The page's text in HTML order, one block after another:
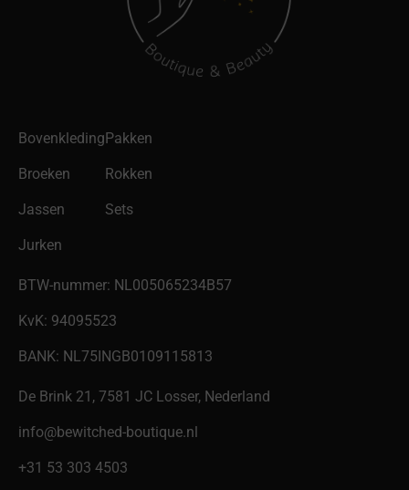
Bovenkleding
Broeken
Jassen
Jurken
Pakken
Rokken
Sets
BTW-nummer: NL005065234B57
KvK: 94095523
BANK: NL75INGB0109115813
De Brink 21, 7581 JC Losser, Nederland
info@bewitched-boutique.nl
‎+31 53 303 4503